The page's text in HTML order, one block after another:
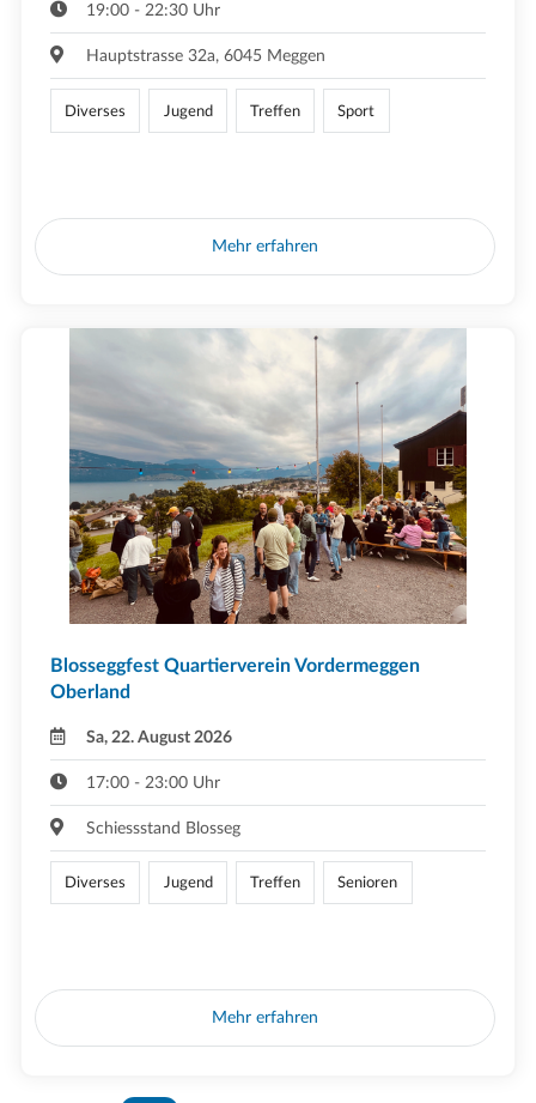
19:00 - 22:30 Uhr
Hauptstrasse 32a, 6045 Meggen
Diverses Jugend Treffen Sport
Mehr erfahren
Blosseggfest Quartierverein Vordermeggen
Oberland
Sa, 22. August 2026
17:00 - 23:00 Uhr
Schiessstand Blosseg
Diverses Jugend Treffen Senioren
Mehr erfahren